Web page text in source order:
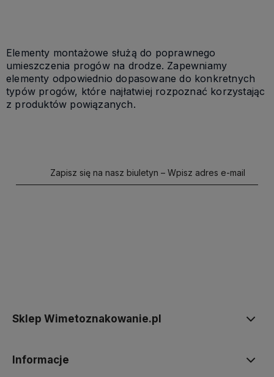
Elementy montażowe służą do poprawnego
umieszczenia progów na drodze. Zapewniamy
elementy odpowiednio dopasowane do konkretnych
typów progów, które najłatwiej rozpoznać korzystając
z produktów powiązanych.
Zapisz się na nasz biuletyn – Wpisz adres e-mail
Sklep Wimetoznakowanie.pl
Informacje